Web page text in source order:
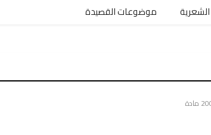
موضوعات القصيدة​
مادة